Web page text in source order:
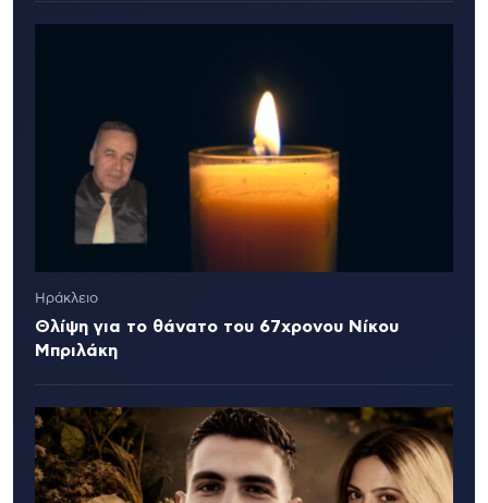
Ηράκλειο
Θλίψη για το θάνατο του 67χρονου Νίκου
Μπριλάκη